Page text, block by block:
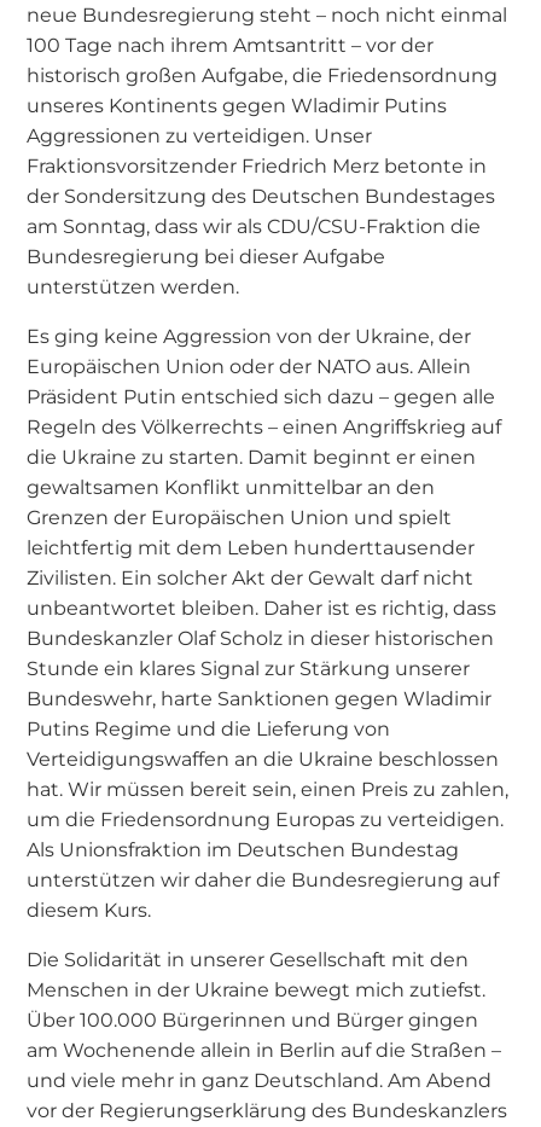
neue Bundesregierung steht – noch nicht einmal
100 Tage nach ihrem Amtsantritt – vor der
historisch großen Aufgabe, die Friedensordnung
unseres Kontinents gegen Wladimir Putins
Aggressionen zu verteidigen. Unser
Fraktionsvorsitzender Friedrich Merz betonte in
der Sondersitzung des Deutschen Bundestages
am Sonntag, dass wir als CDU/CSU-Fraktion die
Bundesregierung bei dieser Aufgabe
unterstützen werden.
Es ging keine Aggression von der Ukraine, der
Europäischen Union oder der NATO aus. Allein
Präsident Putin entschied sich dazu – gegen alle
Regeln des Völkerrechts – einen Angriffskrieg auf
die Ukraine zu starten. Damit beginnt er einen
gewaltsamen Konflikt unmittelbar an den
Grenzen der Europäischen Union und spielt
leichtfertig mit dem Leben hunderttausender
Zivilisten. Ein solcher Akt der Gewalt darf nicht
unbeantwortet bleiben. Daher ist es richtig, dass
Bundeskanzler Olaf Scholz in dieser historischen
Stunde ein klares Signal zur Stärkung unserer
Bundeswehr, harte Sanktionen gegen Wladimir
Putins Regime und die Lieferung von
Verteidigungswaffen an die Ukraine beschlossen
hat. Wir müssen bereit sein, einen Preis zu zahlen,
um die Friedensordnung Europas zu verteidigen.
Als Unionsfraktion im Deutschen Bundestag
unterstützen wir daher die Bundesregierung auf
diesem Kurs.
Die Solidarität in unserer Gesellschaft mit den
Menschen in der Ukraine bewegt mich zutiefst.
Über 100.000 Bürgerinnen und Bürger gingen
am Wochenende allein in Berlin auf die Straßen –
und viele mehr in ganz Deutschland. Am Abend
vor der Regierungserklärung des Bundeskanzlers